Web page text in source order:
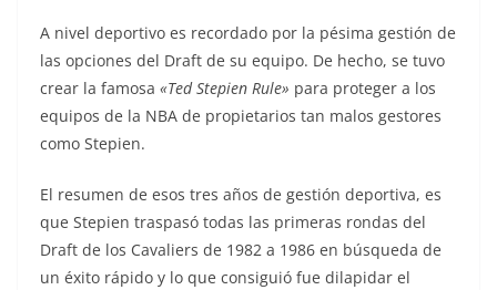
A nivel deportivo es recordado por la pésima gestión de
las opciones del Draft de su equipo. De hecho, se tuvo
crear la famosa «Ted Stepien Rule» para proteger a los
equipos de la NBA de propietarios tan malos gestores
como Stepien.
El resumen de esos tres años de gestión deportiva, es
que Stepien traspasó todas las primeras rondas del
Draft de los Cavaliers de 1982 a 1986 en búsqueda de
un éxito rápido y lo que consiguió fue dilapidar el